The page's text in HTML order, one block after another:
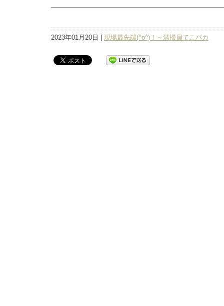
2023年01月20日 | 現場最先端(^o^)！～清掃員てこパカ